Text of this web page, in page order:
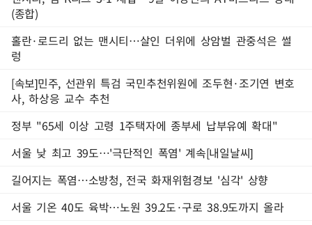
(종합)
홀란·로드리 없는 맨시티…살인 더위에 상암벌 관중석은 썰
렁
[속보]민주, 선관위 특검 국민추천위원에 조두현·조기연 변호
사, 하상응 교수 추천
정부 "65세 이상 고령 1주택자에 종부세 납부유예 확대"
서울 낮 최고 39도…'극단적인 폭염' 계속[내일날씨]
길어지는 폭염…소방청, 전국 화재위험경보 '심각' 상향
서울 기온 40도 육박…노원 39.2도·구로 38.9도까지 올라